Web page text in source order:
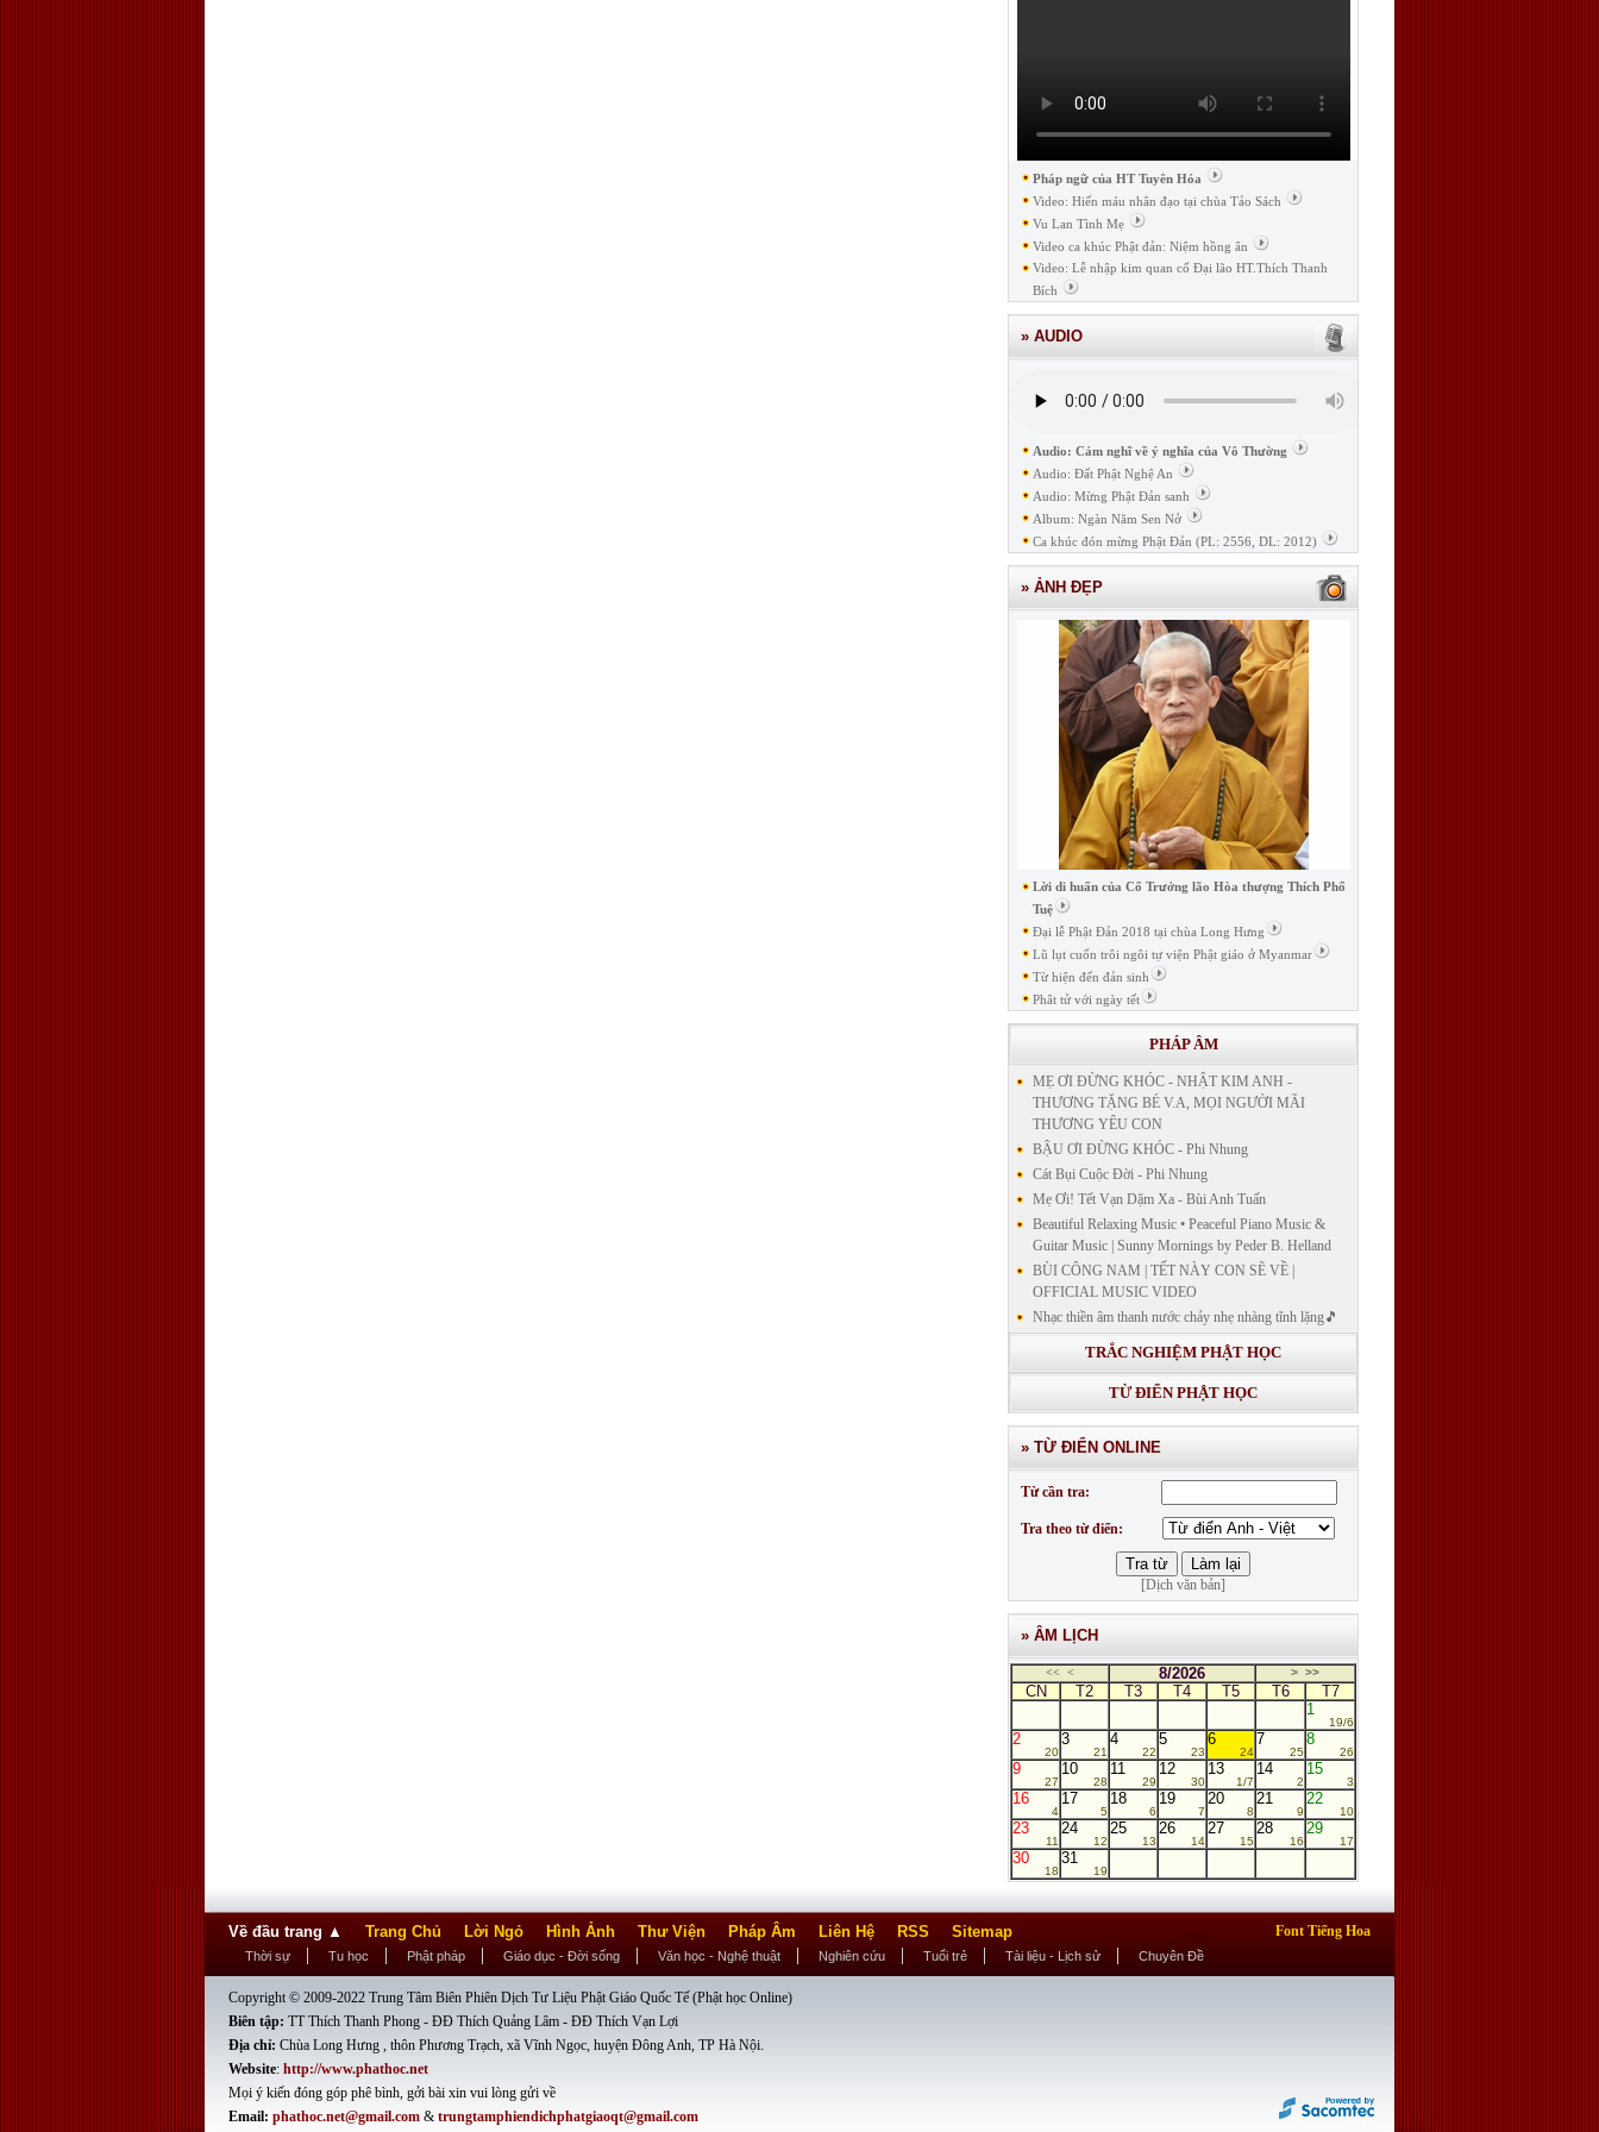
Pháp ngữ của HT Tuyên Hóa
Video: Hiến máu nhân đạo tại chùa Tảo Sách
Vu Lan Tình Mẹ
Video ca khúc Phật đản: Niệm hồng ân
Video: Lễ nhập kim quan cố Đại lão HT.Thích Thanh
Bích
» AUDIO
Audio: Cảm nghĩ về ý nghĩa của Vô Thường
Audio: Đất Phật Nghệ An
Audio: Mừng Phật Đản sanh
Album: Ngàn Năm Sen Nở
Ca khúc đón mừng Phật Đản (PL: 2556, DL: 2012)
» ẢNH ĐẸP
Lời di huấn của Cố Trưởng lão Hòa thượng Thích Phổ
Tuệ
Đại lễ Phật Đản 2018 tại chùa Long Hưng
Lũ lụt cuốn trôi ngôi tự viện Phật giáo ở Myanmar
Từ hiện đến đản sinh
Phât tử với ngày tết
PHÁP ÂM
MẸ ƠI ĐỪNG KHÓC - NHẬT KIM ANH -
THƯƠNG TẶNG BÉ V.A, MỌI NGƯỜI MÃI
THƯƠNG YÊU CON
BẬU ƠI ĐỪNG KHÓC - Phi Nhung
Cát Bụi Cuộc Đời - Phi Nhung
Mẹ Ơi! Tết Vạn Dặm Xa - Bùi Anh Tuấn
Beautiful Relaxing Music • Peaceful Piano Music &
Guitar Music | Sunny Mornings by Peder B. Helland
BÙI CÔNG NAM | TẾT NÀY CON SẼ VỀ |
OFFICIAL MUSIC VIDEO
Nhạc thiền âm thanh nước chảy nhẹ nhàng tĩnh lặng🎵
Nhạc thiền lặng tâm
KINH BẢN NGUYỆN CÔNG ĐỨC DƯỢC SƯ
LƯU LY QUANG NHƯ LAI"
GIẢNG GIẢI KINH DƯỢC SƯ - BÀI 14/ GIẢNG
GIẢI KINH BẢN NGUYỆN CÔNG ĐỨC DƯỢC
SƯ LƯU LY QUANG NHƯ LAI
GIẢNG GIẢI KINH DƯỢC SƯ
TRẮC NGHIỆM PHẬT HỌC
TỪ ĐIỂN PHẬT HỌC
» TỪ ĐIỂN ONLINE
Từ cần tra:
Tra theo từ điển:
[Dịch văn bản]
» ÂM LỊCH
<< < 8/2026 > >>
CN T2 T3 T4 T5 T6
T7
1
19/6
2
20
3
21
4
22
5
23
6
24
7
25
8
26
9
27
10
28
11
29
12
30
13
1/7
14
2
15
3
16
4
17
5
18
6
19
7
20
8
21
9
22
10
23
11
24
12
25
13
26
14
27
15
28
16
29
17
30
18
31
19
Về đầu trang ▲ Trang Chủ Lời Ngỏ Hình Ảnh Thư Viện Pháp Âm Liên Hệ RSS Sitemap Font Tiếng Hoa
Thời sự Tu học Phật pháp Giáo dục - Đời sống Văn học - Nghệ thuật Nghiên cứu Tuổi trẻ Tài liệu - Lịch sử Chuyên Đề
Copyright © 2009-2022 Trung Tâm Biên Phiên Dịch Tư Liệu Phật Giáo Quốc Tế (Phật học Online)
Biên tập: TT Thích Thanh Phong - ĐĐ Thích Quảng Lâm - ĐĐ Thích Vạn Lợi
Địa chỉ: Chùa Long Hưng , thôn Phương Trạch, xã Vĩnh Ngọc, huyện Đông Anh, TP Hà Nội.
Website: http://www.phathoc.net
Mọi ý kiến đóng góp phê bình, gởi bài xin vui lòng gửi về
Email: phathoc.net@gmail.com & trungtamphiendichphatgiaoqt@gmail.com